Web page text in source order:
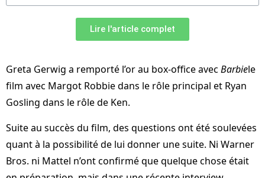
Lire l'article complet
Greta Gerwig a remporté l’or au box-office avec Barbiele
film avec Margot Robbie dans le rôle principal et Ryan
Gosling dans le rôle de Ken.
Suite au succès du film, des questions ont été soulevées
quant à la possibilité de lui donner une suite. Ni Warner
Bros. ni Mattel n’ont confirmé que quelque chose était